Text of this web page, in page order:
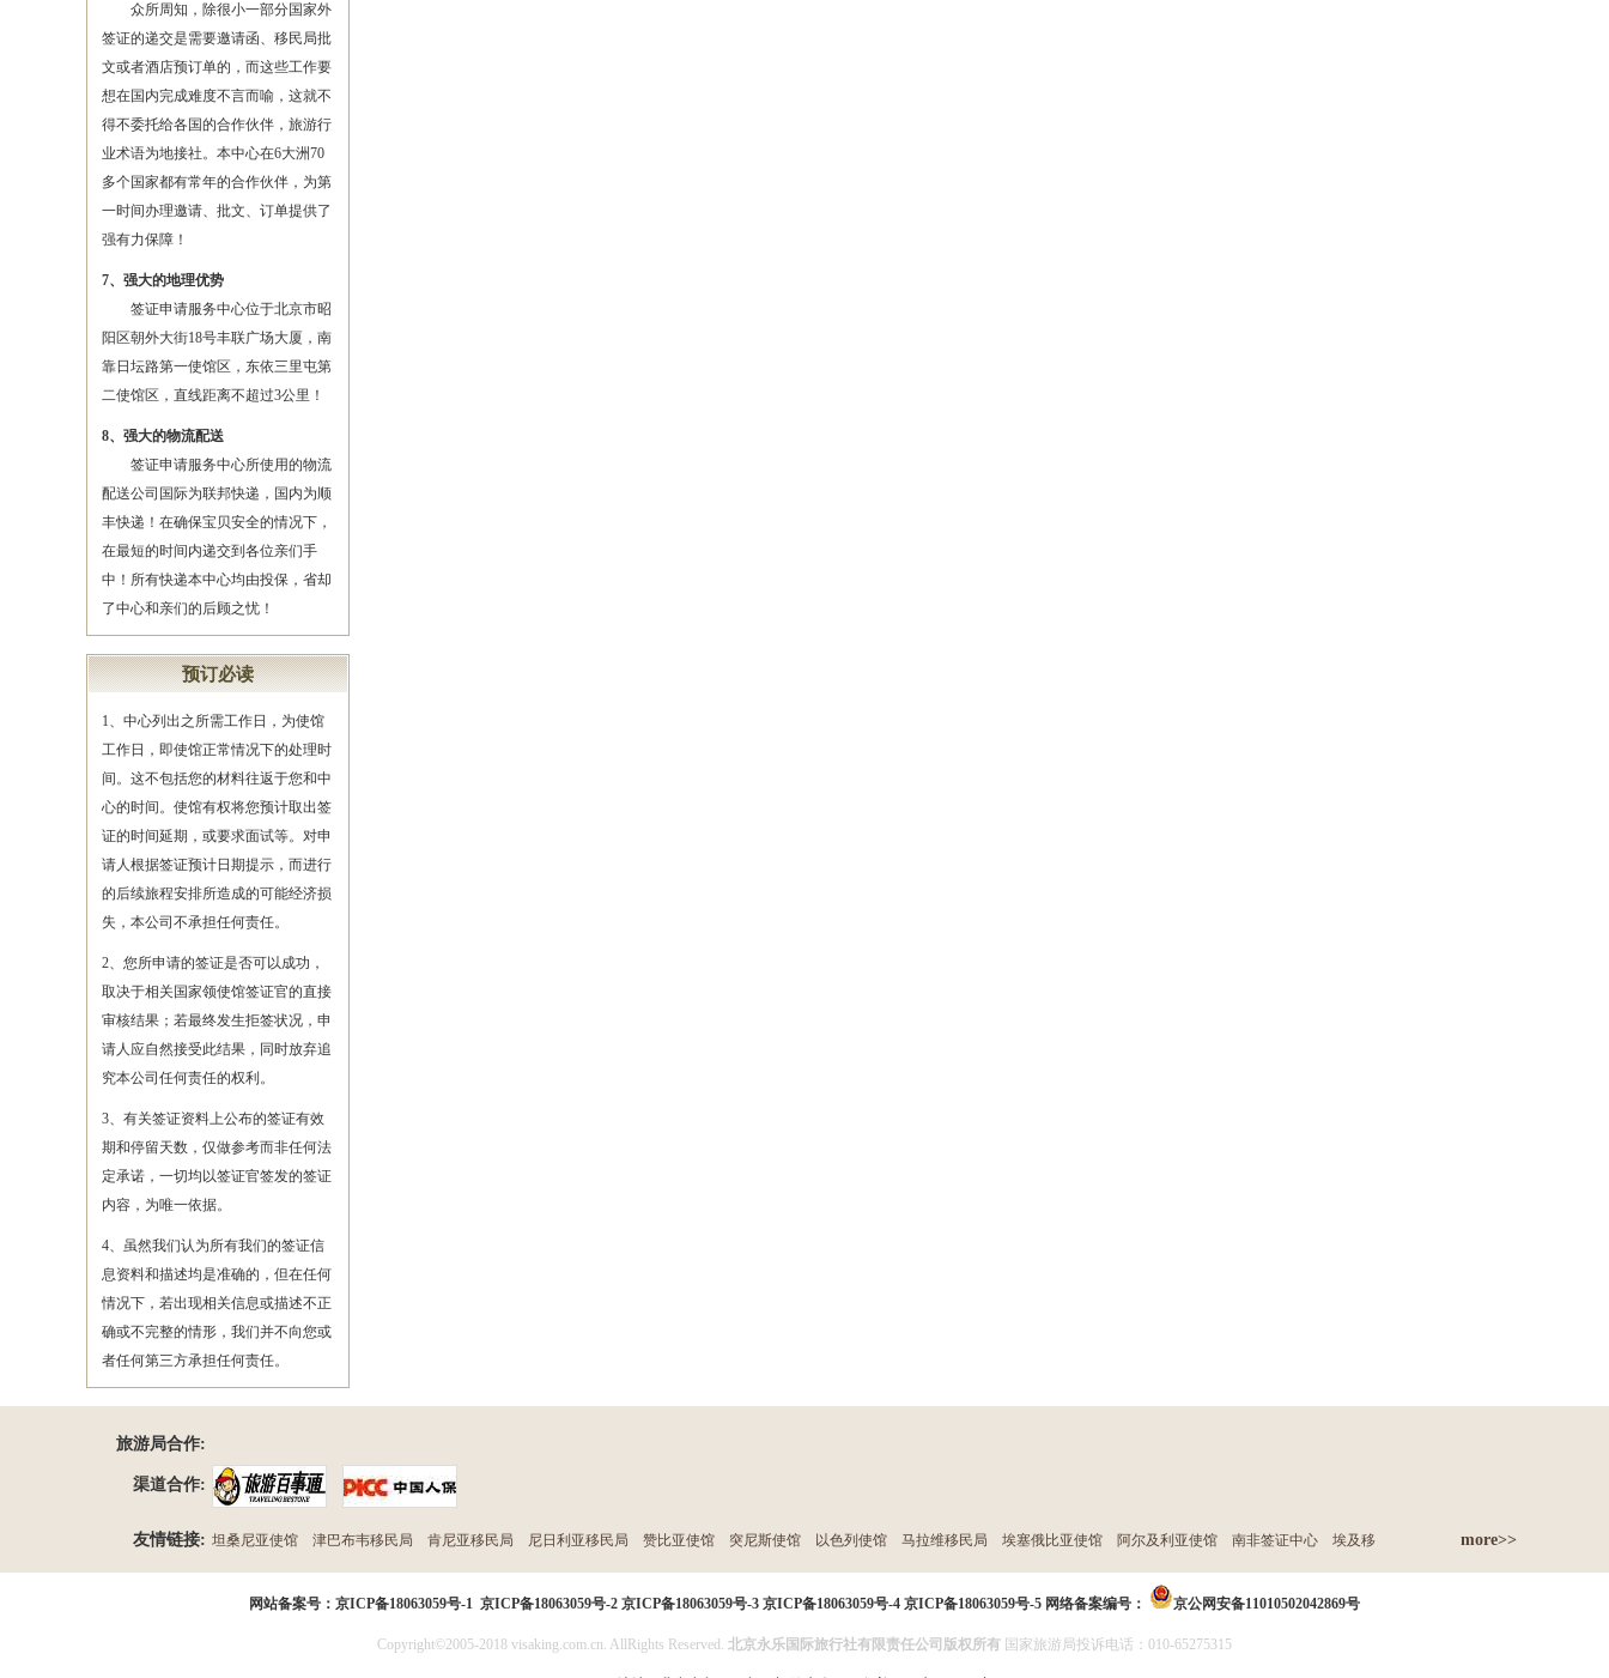
众所周知，除很小一部分国家外
签证的递交是需要邀请函、移民局批
文或者酒店预订单的，而这些工作要
想在国内完成难度不言而喻，这就不
得不委托给各国的合作伙伴，旅游行
业术语为地接社。本中心在6大洲70
多个国家都有常年的合作伙伴，为第
一时间办理邀请、批文、订单提供了
强有力保障！
7、强大的地理优势
签证申请服务中心位于北京市昭
阳区朝外大街18号丰联广场大厦，南
靠日坛路第一使馆区，东依三里屯第
二使馆区，直线距离不超过3公里！
8、强大的物流配送
签证申请服务中心所使用的物流
配送公司国际为联邦快递，国内为顺
丰快递！在确保宝贝安全的情况下，
在最短的时间内递交到各位亲们手
中！所有快递本中心均由投保，省却
了中心和亲们的后顾之忧！
预订必读
1、中心列出之所需工作日，为使馆
工作日，即使馆正常情况下的处理时
间。这不包括您的材料往返于您和中
心的时间。使馆有权将您预计取出签
证的时间延期，或要求面试等。对申
请人根据签证预计日期提示，而进行
的后续旅程安排所造成的可能经济损
失，本公司不承担任何责任。
2、您所申请的签证是否可以成功，
取决于相关国家领使馆签证官的直接
审核结果；若最终发生拒签状况，申
请人应自然接受此结果，同时放弃追
究本公司任何责任的权利。
3、有关签证资料上公布的签证有效
期和停留天数，仅做参考而非任何法
定承诺，一切均以签证官签发的签证
内容，为唯一依据。
4、虽然我们认为所有我们的签证信
息资料和描述均是准确的，但在任何
情况下，若出现相关信息或描述不正
确或不完整的情形，我们并不向您或
者任何第三方承担任何责任。
旅游局合作:
渠道合作:
友情链接: 坦桑尼亚使馆 津巴布韦移民局 肯尼亚移民局 尼日利亚移民局 赞比亚使馆 突尼斯使馆 以色列使馆 马拉维移民局 埃塞俄比亚使馆 阿尔及利亚使馆 南非签证中心 埃及移 more>>
网站备案号： 京ICP备18063059号-1 京ICP备18063059号-2 京ICP备18063059号-3 京ICP备18063059号-4 京ICP备18063059号-5 网络备案编号： 京公网安备11010502042869号
Copyright©2005-2018 visaking.com.cn. AllRights Reserved. 北京永乐国际旅行社有限责任公司版权所有 国家旅游局投诉电话：010-65275315